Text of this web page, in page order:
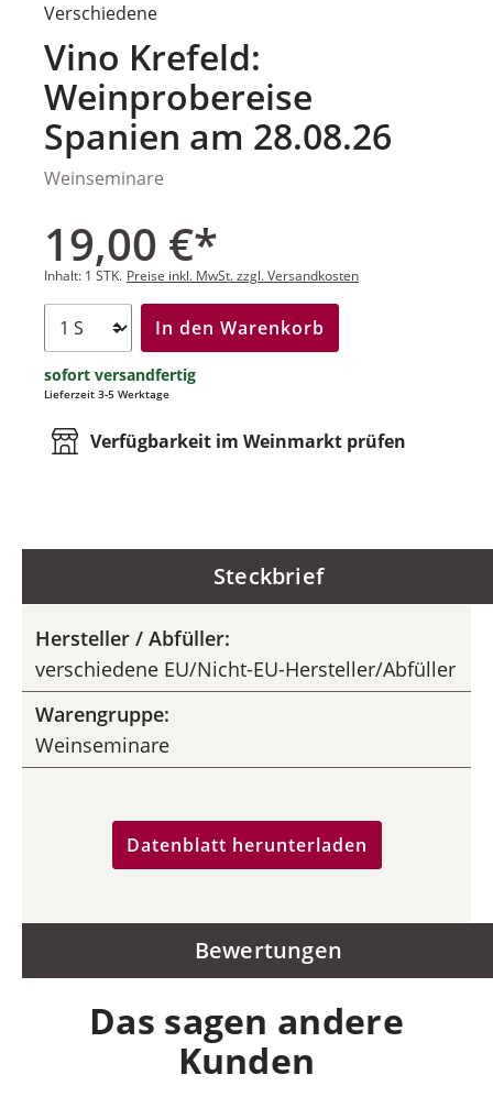
Verschiedene
Vino Krefeld:
Weinprobereise
Spanien am 28.08.26
Weinseminare
19,00 €*
Inhalt: 1 STK. Preise inkl. MwSt. zzgl. Versandkosten
In den Warenkorb
sofort versandfertig
Lieferzeit 3-5 Werktage
Verfügbarkeit im Weinmarkt prüfen
Steckbrief
Hersteller / Abfüller:
verschiedene EU/Nicht-EU-Hersteller/Abfüller
Warengruppe:
Weinseminare
Datenblatt herunterladen
Bewertungen
Das sagen andere
Kunden